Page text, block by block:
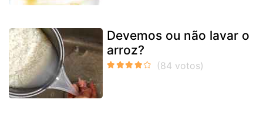
Devemos ou não lavar o
arroz?